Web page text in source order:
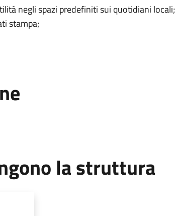
negli spazi predefiniti sui quotidiani locali;
stampa;
la struttura